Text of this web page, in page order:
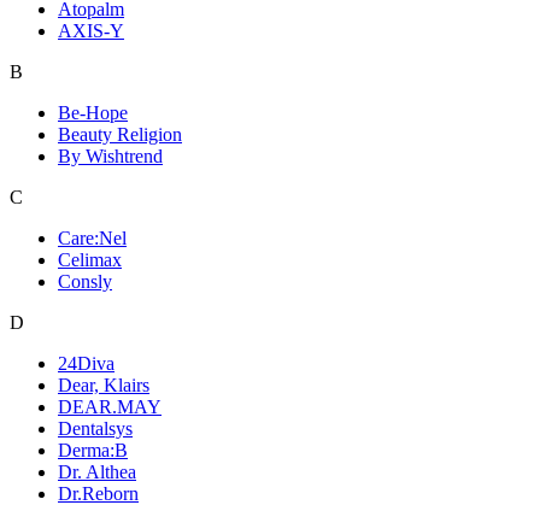
Atopalm
AXIS-Y
B
Be-Hope
Beauty Religion
By Wishtrend
C
Care:Nel
Celimax
Consly
D
24Diva
Dear, Klairs
DEAR.MAY
Dentalsys
Derma:B
Dr. Althea
Dr.Reborn